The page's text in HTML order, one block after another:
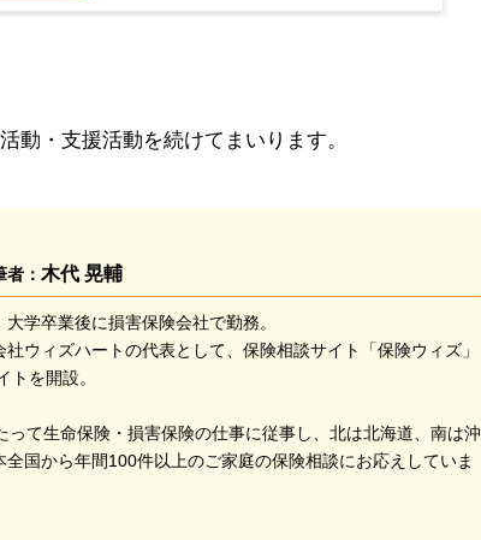
動・支援活動を続けてまいります。
： 木代 晃輔
学卒業後に損害保険会社で勤務。
ウィズハートの代表として、保険相談サイト「保険ウィズ」
トを開設。
って生命保険・損害保険の仕事に従事し、北は北海道、南は沖
全国から年間100件以上のご家庭の保険相談にお応えしていま